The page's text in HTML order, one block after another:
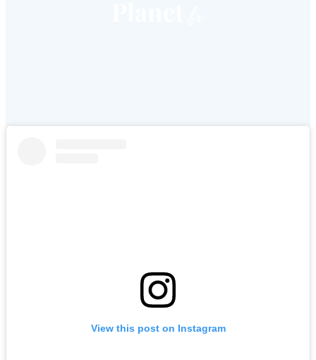
View this post on Instagram